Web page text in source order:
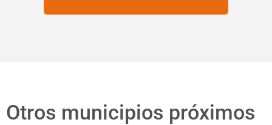
Otros municipios próximos